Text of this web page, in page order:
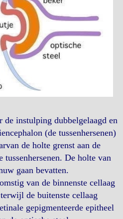
instulping dubbelgelaagd en
(de tussenhersenen)
de holte grenst aan de
De holte van
gaan bevatten.
van de binnenste cellaag
de buitenste cellaag
gepigmenteerde epitheel